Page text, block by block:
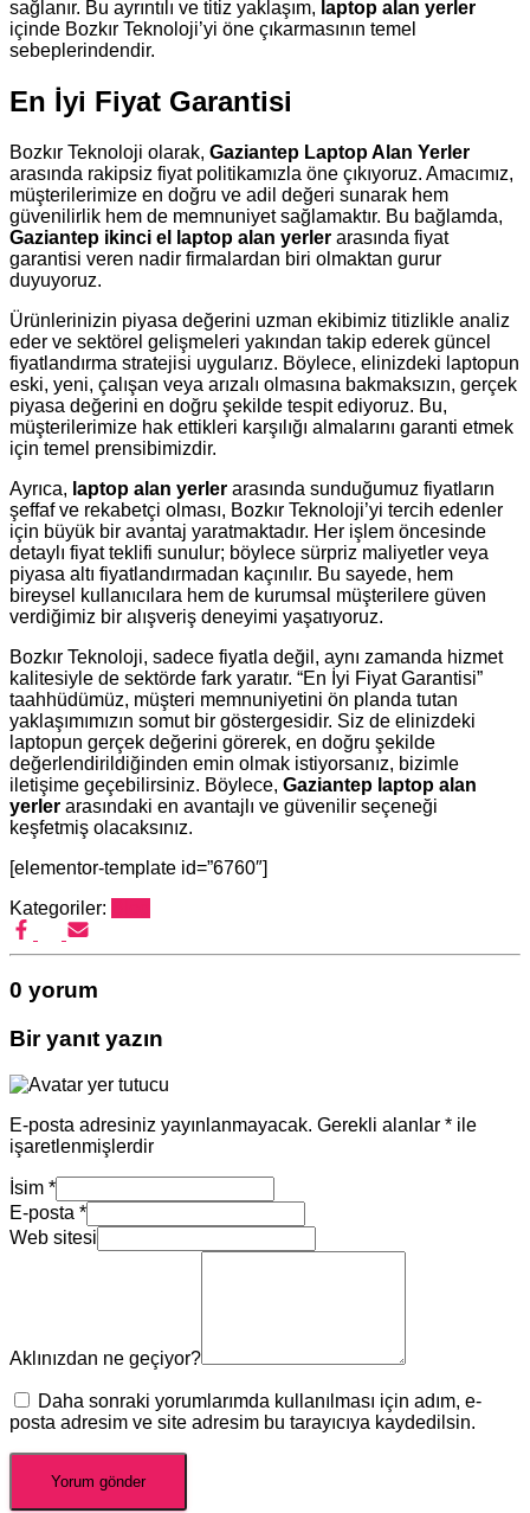
sağlanır. Bu ayrıntılı ve titiz yaklaşım, laptop alan yerler
içinde Bozkır Teknoloji’yi öne çıkarmasının temel
sebeplerindendir.
En İyi Fiyat Garantisi
Bozkır Teknoloji olarak, Gaziantep Laptop Alan Yerler
arasında rakipsiz fiyat politikamızla öne çıkıyoruz. Amacımız,
müşterilerimize en doğru ve adil değeri sunarak hem
güvenilirlik hem de memnuniyet sağlamaktır. Bu bağlamda,
Gaziantep ikinci el laptop alan yerler arasında fiyat
garantisi veren nadir firmalardan biri olmaktan gurur
duyuyoruz.
Ürünlerinizin piyasa değerini uzman ekibimiz titizlikle analiz
eder ve sektörel gelişmeleri yakından takip ederek güncel
fiyatlandırma stratejisi uygularız. Böylece, elinizdeki laptopun
eski, yeni, çalışan veya arızalı olmasına bakmaksızın, gerçek
piyasa değerini en doğru şekilde tespit ediyoruz. Bu,
müşterilerimize hak ettikleri karşılığı almalarını garanti etmek
için temel prensibimizdir.
Ayrıca, laptop alan yerler arasında sunduğumuz fiyatların
şeffaf ve rekabetçi olması, Bozkır Teknoloji’yi tercih edenler
için büyük bir avantaj yaratmaktadır. Her işlem öncesinde
detaylı fiyat teklifi sunulur; böylece sürpriz maliyetler veya
piyasa altı fiyatlandırmadan kaçınılır. Bu sayede, hem
bireysel kullanıcılara hem de kurumsal müşterilere güven
verdiğimiz bir alışveriş deneyimi yaşatıyoruz.
Bozkır Teknoloji, sadece fiyatla değil, aynı zamanda hizmet
kalitesiyle de sektörde fark yaratır. “En İyi Fiyat Garantisi”
taahhüdümüz, müşteri memnuniyetini ön planda tutan
yaklaşımımızın somut bir göstergesidir. Siz de elinizdeki
laptopun gerçek değerini görerek, en doğru şekilde
değerlendirildiğinden emin olmak istiyorsanız, bizimle
iletişime geçebilirsiniz. Böylece, Gaziantep laptop alan
yerler arasındaki en avantajlı ve güvenilir seçeneği
keşfetmiş olacaksınız.
[elementor-template id=”6760″]
Kategoriler:
0 yorum
Bir yanıt yazın
E-posta adresiniz yayınlanmayacak. Gerekli alanlar * ile
işaretlenmişlerdir
İsim *
E-posta *
Web sitesi
Aklınızdan ne geçiyor?
Daha sonraki yorumlarımda kullanılması için adım, e-
posta adresim ve site adresim bu tarayıcıya kaydedilsin.